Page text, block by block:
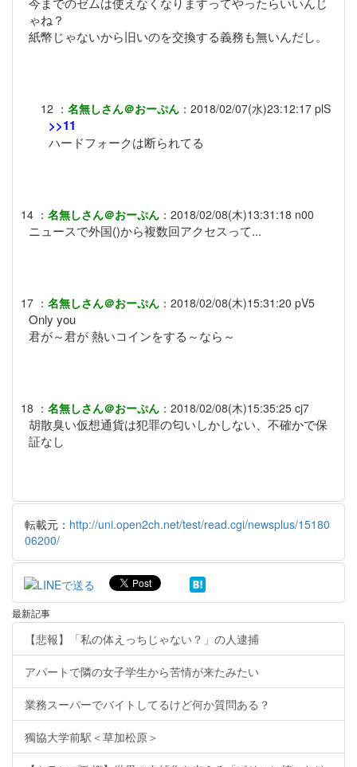
ゃね？
紙幣じゃないから旧いのを交換する義務も無いんだし。
12 ： 名無しさん＠おーぷん ： 2018/02/07(水)23:12:17 plS
>>11
ハードフォークは断られてる
14 ： 名無しさん＠おーぷん ： 2018/02/08(木)13:31:18 n00
ニュースで外国()から複数回アクセスって...
17 ： 名無しさん＠おーぷん ： 2018/02/08(木)15:31:20 pV5
Only you
君が～君が 熱いコインをする～なら～
18 ： 名無しさん＠おーぷん ： 2018/02/08(木)15:35:25 cj7
胡散臭い仮想通貨は犯罪の匂いしかしない、不確かで保
証なし
転載元： http://uni.open2ch.net/test/read.cgi/newsplus/15180
06200/
最新記事
【悲報】「私の体えっちじゃない？」の人逮捕
アパートで隣の女子学生から苦情が来たみたい
業務スーパーでバイトしてるけど何か質問ある？
獨協大学前駅＜草加松原＞